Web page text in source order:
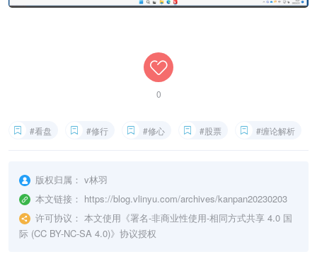
0
#看盘 #修行 #修心 #股票 #缠论解析
版权归属： v林羽
本文链接： https://blog.vlinyu.com/archives/kanpan20230203
许可协议： 本文使用《署名-非商业性使用-相同方式共享 4.0 国
际 (CC BY-NC-SA 4.0)》协议授权